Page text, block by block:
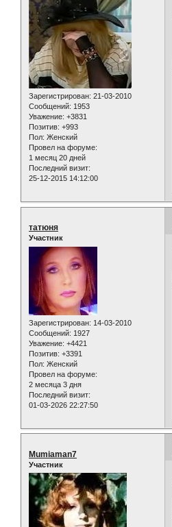
Зарегистрирован: 21-03-2010
Сообщений: 1953
Уважение: +3831
Позитив: +993
Пол: Женский
Провел на форуме:
1 месяц 20 дней
Последний визит:
25-12-2015 14:12:00
татюня
Участник
Зарегистрирован: 14-03-2010
Сообщений: 1927
Уважение: +4421
Позитив: +3391
Пол: Женский
Провел на форуме:
2 месяца 3 дня
Последний визит:
01-03-2026 22:27:50
Mumiaman7
Участник